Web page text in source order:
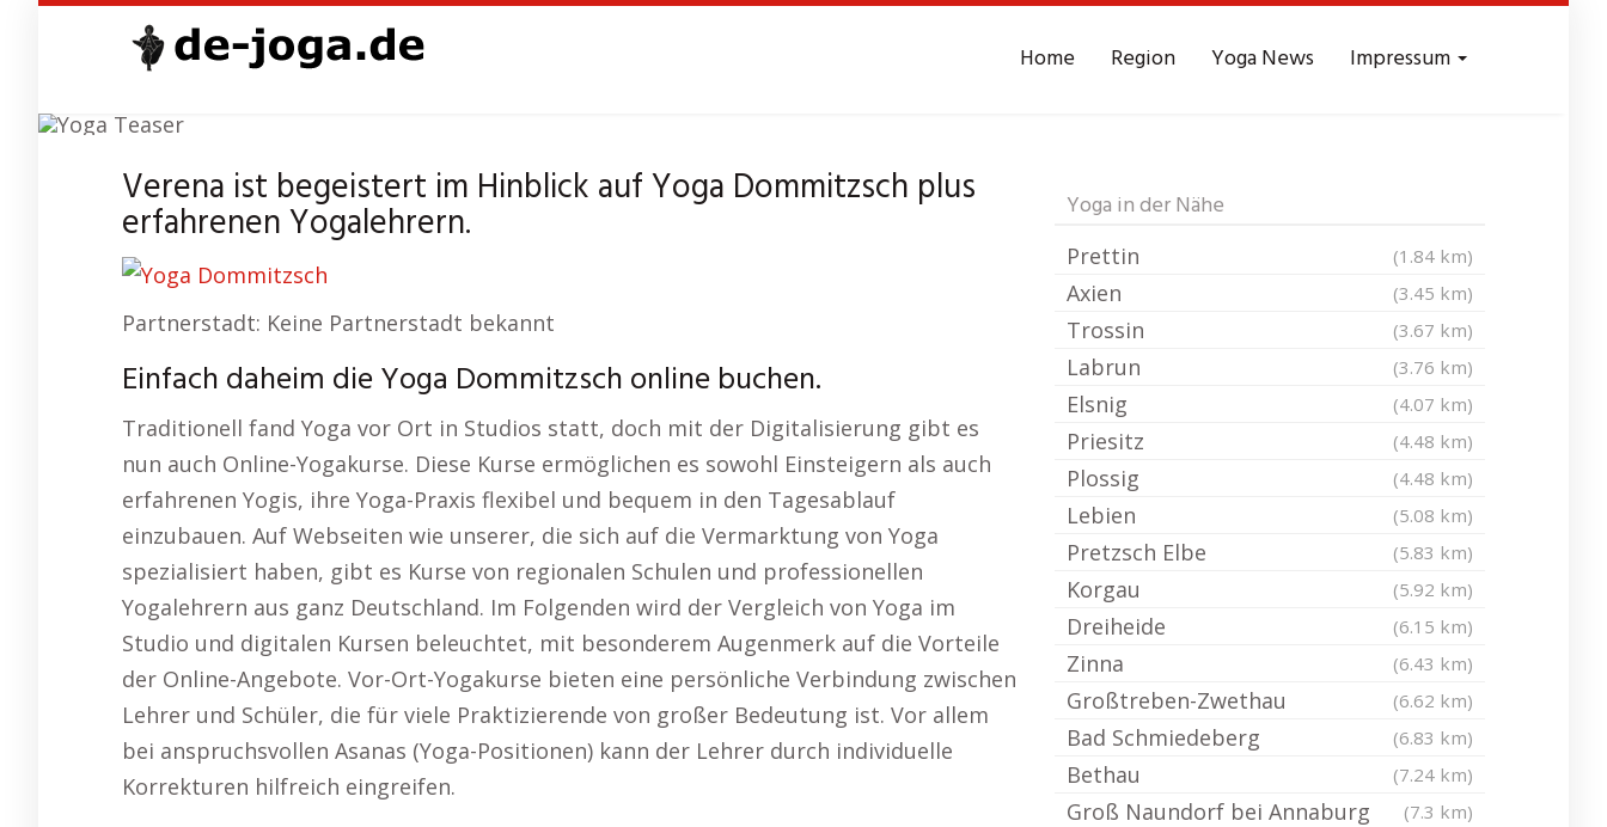
content
Home Region Yoga News Impressum
Yoga Dommitzsch
Verena ist begeistert im Hinblick auf Yoga Dommitzsch plus
erfahrenen Yogalehrern.
Partnerstadt: Keine Partnerstadt bekannt
Einfach daheim die Yoga Dommitzsch online buchen.
Traditionell fand Yoga vor Ort in Studios statt, doch mit der Digitalisierung gibt es
nun auch Online-Yogakurse. Diese Kurse ermöglichen es sowohl Einsteigern als auch
erfahrenen Yogis, ihre Yoga-Praxis flexibel und bequem in den Tagesablauf
einzubauen. Auf Webseiten wie unserer, die sich auf die Vermarktung von Yoga
spezialisiert haben, gibt es Kurse von regionalen Schulen und professionellen
Yogalehrern aus ganz Deutschland. Im Folgenden wird der Vergleich von Yoga im
Studio und digitalen Kursen beleuchtet, mit besonderem Augenmerk auf die Vorteile
der Online-Angebote. Vor-Ort-Yogakurse bieten eine persönliche Verbindung zwischen
Lehrer und Schüler, die für viele Praktizierende von großer Bedeutung ist. Vor allem
bei anspruchsvollen Asanas (Yoga-Positionen) kann der Lehrer durch individuelle
Korrekturen hilfreich eingreifen.
Yoga in der Nähe
Prettin (1.84 km)
Axien (3.45 km)
Trossin (3.67 km)
Labrun (3.76 km)
Elsnig (4.07 km)
Priesitz (4.48 km)
Plossig (4.48 km)
Lebien (5.08 km)
Pretzsch Elbe (5.83 km)
Korgau (5.92 km)
Dreiheide (6.15 km)
Zinna (6.43 km)
Großtreben-Zwethau (6.62 km)
Bad Schmiedeberg (6.83 km)
Bethau (7.24 km)
Groß Naundorf bei Annaburg (7.3 km)